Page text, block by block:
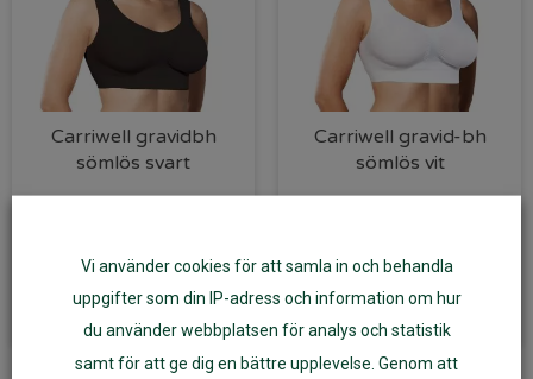
Carriwell gravidbh
sömlös svart
Välj alternativ
Carriwell gravid-bh
sömlös vit
Välj alternativ
Vi använder cookies för att samla in och behandla
uppgifter som din IP-adress och information om hur
du använder webbplatsen för analys och statistik
samt för att ge dig en bättre upplevelse. Genom att